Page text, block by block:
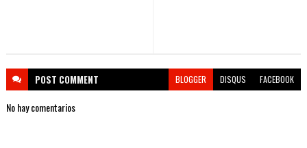
POST COMMENT BLOGGER DISQUS FACEBOOK
No hay comentarios